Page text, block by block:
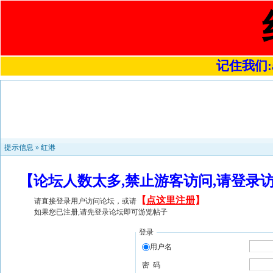
记住我们
提示信息 » 红港
【论坛人数太多,禁止游客访问,请登
请直接登录用户访问论坛，或请 【 点这里注册】
如果您已注册,请先登录论坛即可游览帖子
登录
用户名
密 码